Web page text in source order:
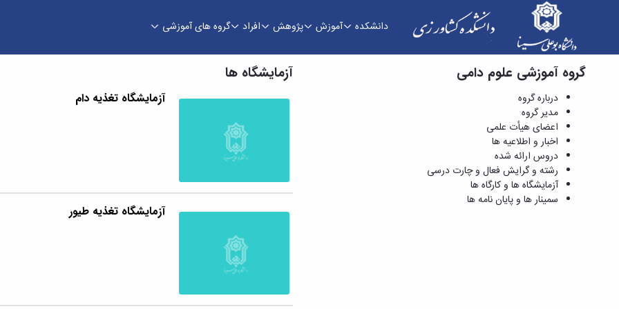
دانشکده آموزش پژوهش افراد گروه های آموزشی
آزمایشگاه ها و کارگاه ها - دانشکده کشاورزی
گروه آموزشی علوم دامی
درباره گروه
مدیر گروه
اعضای هیأت علمی
اخبار و اطلاعیه ها
دروس ارائه شده
رشته و گرایش فعال و چارت درسی
آزمایشگاه ها و کارگاه ها
سمینار ها و پایان نامه ها
آزمایشگاه ها
آزمایشگاه تغذیه دام
آزمایشگاه تغذیه طیور